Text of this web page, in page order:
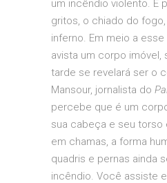
um incêndio violento. É
gritos, o chiado do
inferno. Em meio a
avista um corpo imóvel,
tarde se revelará ser o
Mansour, jornalista do
percebe que é um
sua cabeça e seu torso
em chamas, a forma
quadris e pernas ainda
incêndio. Você assiste